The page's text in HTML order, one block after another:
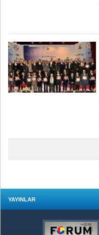
YAYINLAR